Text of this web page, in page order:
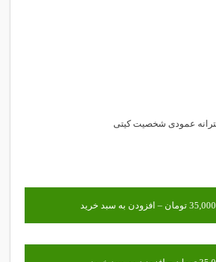
35,000 تومان – افزودن به سبد خرید